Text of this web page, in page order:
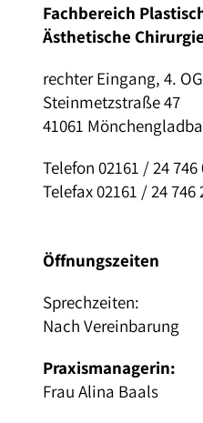
Fachbereich
Ästhetische
rechter Eingang, 4. OG
Steinmetzstraße 47
41061
Telefon 02161 / 24 746
Telefax 02161 / 24 746
Öffnungszeiten
Sprechzeiten:
Nach Vereinbarung
Praxismanagerin:
Frau Alina Baals